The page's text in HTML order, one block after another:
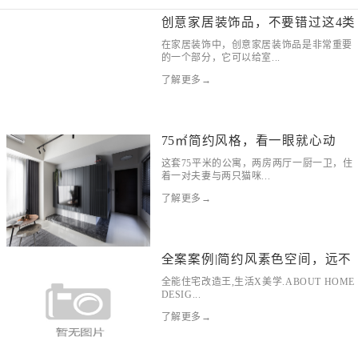
创意家居装饰品，不要错过这4类
在家居装饰中，创意家居装饰品是非常重要
的一个部分，它可以给室...
了解更多→
75㎡简约风格，看一眼就心动
这套75平米的公寓，两房两厅一厨一卫，住
着一对夫妻与两只猫咪...
了解更多→
全案案例|简约风素色空间，远不
全能住宅改造王,生活X美学.ABOUT HOME
DESIG...
了解更多→